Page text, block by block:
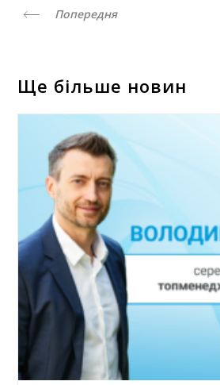
Попередня
Ще більше новин